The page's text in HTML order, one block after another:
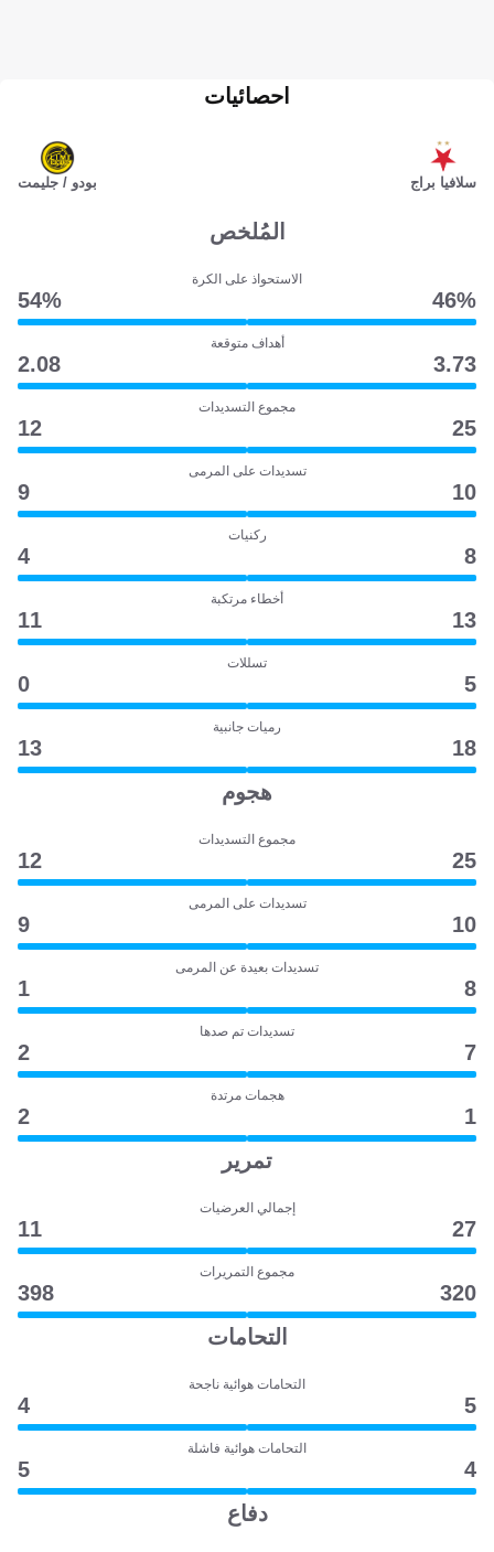
سلافيا براج
احصائيات
بودو / جليمت
المُلخص
الاستحواذ على الكرة
46‎%‎
54‎%‎
أهداف متوقعة
3.73
2.08
مجموع التسديدات
25
12
تسديدات على المرمى
10
9
ركنيات
8
4
أخطاء مرتكبة
13
11
تسللات
5
0
رميات جانبية
18
13
هجوم
مجموع التسديدات
25
12
تسديدات على المرمى
10
9
تسديدات بعيدة عن المرمى
8
1
تسديدات تم صدها
7
2
هجمات مرتدة
1
2
تمرير
إجمالي العرضيات
27
11
مجموع التمريرات
320
398
التحامات
التحامات هوائية ناجحة
5
4
التحامات هوائية فاشلة
4
5
دفاع